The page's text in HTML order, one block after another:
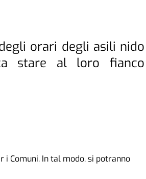
orari degli asili nido
stare al loro fianco
i Comuni. In tal modo, si potranno